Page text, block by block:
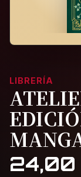
LIBRERÍA
24,00